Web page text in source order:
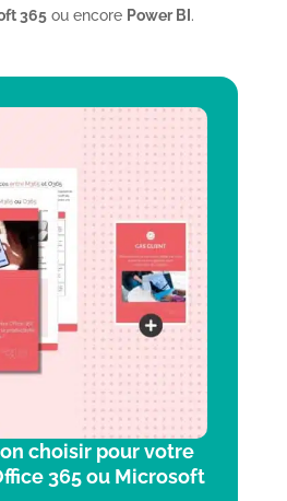
365ou encore Power BI .
choisir pour votre
365 ou Microsoft